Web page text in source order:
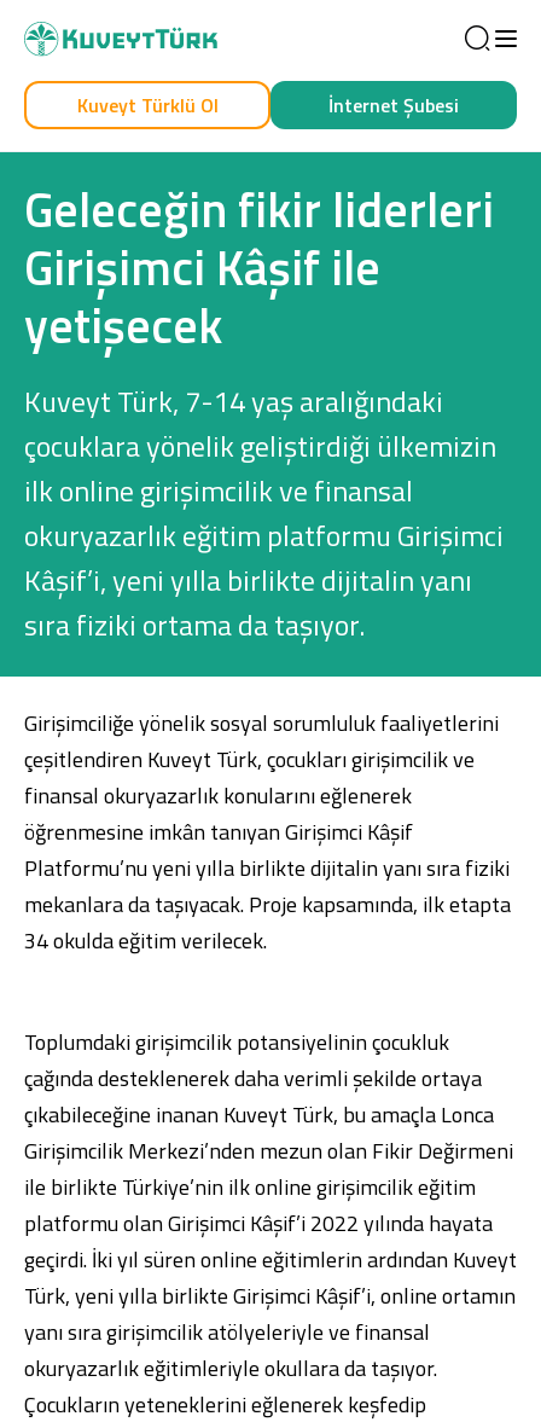
Kendim İçin
Dijital Bankacılık Hakkımızda Finans Portalı
Yatırımcı İlişkileri
Şube ve ATM’ler
Englishالعربية
İşim İçin
Dijital Bankacılık Hakkımızda Finans Portalı
Yatırımcı İlişkileri
Şube ve ATM’ler
İletişim
Ürün ve Hizmet Ücretleri
Englishالعربية
Sağlam Kart
Araç Finansmanı
Konut Finansmanı
Yatırım Fonları
Ticari Kartlar
Tarım Finansmanı
Leasing
Kuveyt Türklü Ol İnternet Şubesi
Geleceğin fikir liderleri
Girişimci Kâşif ile
yetişecek
Kuveyt Türk, 7-14 yaş aralığındaki
çocuklara yönelik geliştirdiği ülkemizin
ilk online girişimcilik ve finansal
okuryazarlık eğitim platformu Girişimci
Kâşif’i, yeni yılla birlikte dijitalin yanı
sıra fiziki ortama da taşıyor.
Girişimciliğe yönelik sosyal sorumluluk faaliyetlerini
çeşitlendiren Kuveyt Türk, çocukları girişimcilik ve
finansal okuryazarlık konularını eğlenerek
öğrenmesine imkân tanıyan Girişimci Kâşif
Platformu’nu yeni yılla birlikte dijitalin yanı sıra fiziki
mekanlara da taşıyacak. Proje kapsamında, ilk etapta
34 okulda eğitim verilecek.
Toplumdaki girişimcilik potansiyelinin çocukluk
çağında desteklenerek daha verimli şekilde ortaya
çıkabileceğine inanan Kuveyt Türk, bu amaçla Lonca
Girişimcilik Merkezi’nden mezun olan Fikir Değirmeni
ile birlikte Türkiye’nin ilk online girişimcilik eğitim
platformu olan Girişimci Kâşif’i 2022 yılında hayata
geçirdi. İki yıl süren online eğitimlerin ardından Kuveyt
Türk, yeni yılla birlikte Girişimci Kâşif’i, online ortamın
yanı sıra girişimcilik atölyeleriyle ve finansal
okuryazarlık eğitimleriyle okullara da taşıyor.
Çocukların yeteneklerini eğlenerek keşfedip